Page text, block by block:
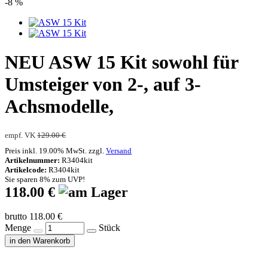
-8 %
NEUASW 15 Kit sowohl für
Umsteiger von 2-, auf 3-
Achsmodelle,
empf. VK 129.00 €
Preis inkl. 19.00% MwSt. zzgl. Versand
Artikelnummer: R3404kit
Artikelcode: R3404kit
Sie sparen 8% zum UVP!
118.00 €
brutto 118.00 €
Menge
Stück
in den Warenkorb